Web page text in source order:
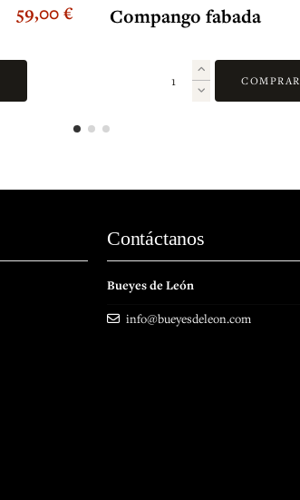
59,00 € Compango fabada
COMPRAR
Contáctanos
Bueyes de León
info@bueyesdeleon.com